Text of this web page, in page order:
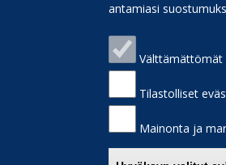
antamiasi
Välttämättömät
Tilastolliset
Mainonta ja
Puhelinluettelo
Laskutusosoite
Saavutettavuus